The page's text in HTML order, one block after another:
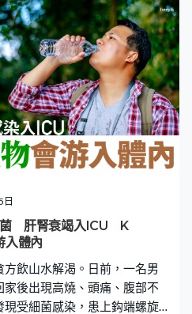
小時。即看下文了解Apple
Watch Ultra規格 49 mm
Ultra錶殼使用防腐的鈦金屬製
果手錶產品出最大；表面使用
保護設計，具有歷來最光亮
手錶亦加入全新的按鈕，供用
航點」、「體能訓練」App等
過Apple Watch的朋友應該知
。新推出的Apple Watch
模式，最多可使用長達
菌 肝腎衰竭入ICU K
入體內
飲山水解渴。日前，一名男
後出現高燒、頭痛、腹部不
受細菌感染，患上鈎端螺旋